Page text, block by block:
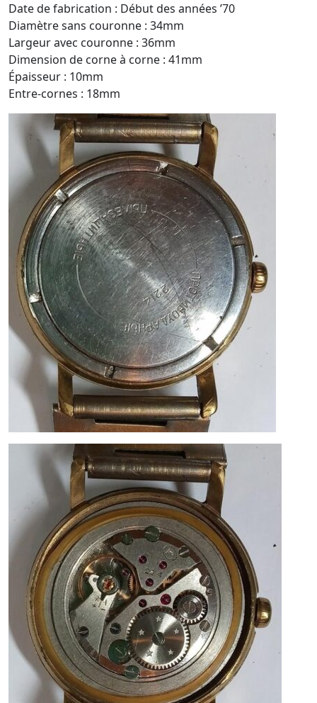
Date de fabrication : Début des années ’70
Diamètre sans couronne : 34mm
Largeur avec couronne : 36mm
Dimension de corne à corne : 41mm
Épaisseur : 10mm
Entre-cornes : 18mm